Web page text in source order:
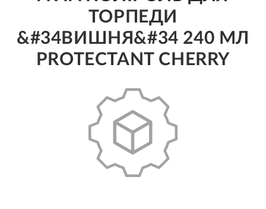
ТОРПЕДИ
&#34ВИШНЯ&#34 240 МЛ
PROTECTANT CHERRY